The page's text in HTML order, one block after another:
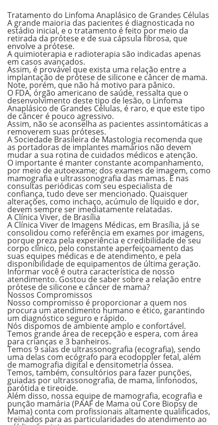
Tratamento do Linfoma Anaplásico de Grandes Células
A grande maioria das pacientes é diagnosticada no
estádio inicial, e o tratamento é feito por meio da
retirada da prótese e de sua cápsula fibrosa, que
envolve a prótese.
A quimioterapia e radioterapia são indicadas apenas
em casos avançados.
Assim, é provável que exista uma relação entre a
implantação de prótese de silicone e câncer de mama.
Note, porém, que não há motivo para pânico.
O FDA, órgão americano de saúde, ressalta que o
desenvolvimento deste tipo de lesão, o Linfoma
Anaplásico de Grandes Células, é raro, e que este tipo
de câncer é pouco agressivo.
Assim, não se aconselha as pacientes assintomáticas a
removerem suas próteses.
A Sociedade Brasileira de Mastologia recomenda que
as portadoras de implantes mamários não devem
mudar a sua rotina de cuidados médicos e atenção.
O importante é manter constante acompanhamento,
por meio de autoexame; dos exames de imagem, como
mamografia e ultrassonografia das mamas. E nas
consultas periódicas com seu especialista de
confiança, tudo deve ser mencionado. Quaisquer
alterações, como inchaço, acúmulo de líquido e dor,
devem sempre ser imediatamente relatadas.
A Clínica Viver, de Brasília
A Clínica Viver de Imagens Médicas, em Brasília, já se
consolidou como referência em exames por imagens,
porque preza pela experiência e credibilidade de seu
corpo clínico, pelo constante aperfeiçoamento das
suas equipes médicas e de atendimento, e pela
disponibilidade de equipamentos de última geração.
Informar você é outra característica de nosso
atendimento. Gostou de saber sobre a relação entre
prótese de silicone e câncer de mama?
Nossos Compromissos
Nosso compromisso é proporcionar a quem nos
procura um atendimento humano e ético, garantindo
um diagnóstico seguro e rápido.
Nós dispomos de ambiente amplo e confortável.
Temos grande área de recepção e espera, com área
para crianças e 3 banheiros.
Temos 9 salas de ultrassonografia (ecografia), sendo
uma delas com ecógrafo para ecodoppler fetal, além
de mamografia digital e densitometria óssea.
Temos, também, consultórios para fazer punções,
guiadas por ultrassonografia, de mama, linfonodos,
parótida e tireoide.
Além disso, nossa equipe de mamografia, ecografia e
punção mamária (PAAF de Mama ou Core Biopsy de
Mama) conta com profissionais altamente qualificados,
treinados para as particularidades do atendimento ao